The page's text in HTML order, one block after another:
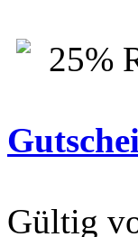
25%
Gültig